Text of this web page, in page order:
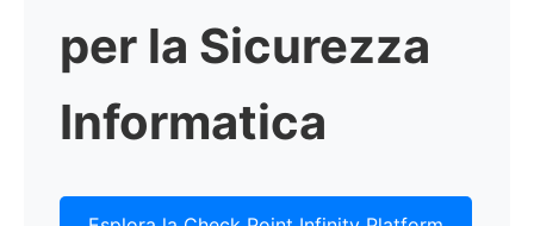
per la Sicurezza
Informatica